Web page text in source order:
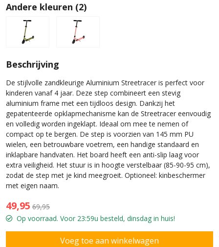
Andere kleuren (2)
Beschrijving
De stijlvolle zandkleurige Aluminium Streetracer is perfect voor
kinderen vanaf 4 jaar. Deze step combineert een stevig
aluminium frame met een tijdloos design. Dankzij het
gepatenteerde opklapmechanisme kan de Streetracer eenvoudig
en volledig worden ingeklapt. Ideaal om mee te nemen of
compact op te bergen. De step is voorzien van 145 mm PU
wielen, een betrouwbare voetrem, een handige standaard en
inklapbare handvaten. Het board heeft een anti-slip laag voor
extra veiligheid. Het stuur is in hoogte verstelbaar (85-90-95 cm),
zodat de step met je kind meegroeit. Optioneel: kinbeschermer
met eigen naam.
49,95 69,95
Op voorraad. Voor 23:59u besteld, dinsdag in huis!